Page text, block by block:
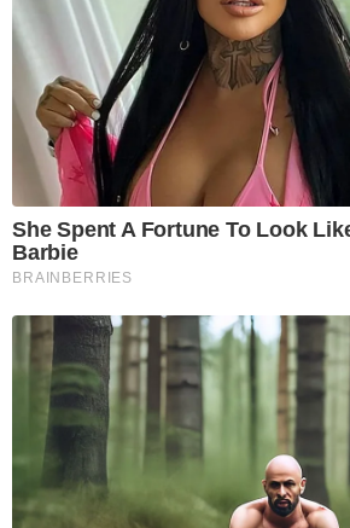
She Spent A Fortune To Look
Barbie
BRAINBERRIES